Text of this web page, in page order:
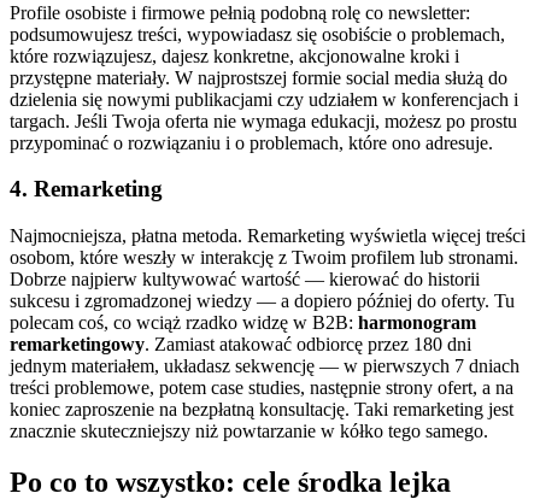
Profile osobiste i firmowe pełnią podobną rolę co newsletter:
podsumowujesz treści, wypowiadasz się osobiście o problemach,
które rozwiązujesz, dajesz konkretne, akcjonowalne kroki i
przystępne materiały. W najprostszej formie social media służą do
dzielenia się nowymi publikacjami czy udziałem w konferencjach i
targach. Jeśli Twoja oferta nie wymaga edukacji, możesz po prostu
przypominać o rozwiązaniu i o problemach, które ono adresuje.
4. Remarketing
Najmocniejsza, płatna metoda. Remarketing wyświetla więcej treści
osobom, które weszły w interakcję z Twoim profilem lub stronami.
Dobrze najpierw kultywować wartość — kierować do historii
sukcesu i zgromadzonej wiedzy — a dopiero później do oferty. Tu
polecam coś, co wciąż rzadko widzę w B2B: harmonogram
remarketingowy. Zamiast atakować odbiorcę przez 180 dni
jednym materiałem, układasz sekwencję — w pierwszych 7 dniach
treści problemowe, potem case studies, następnie strony ofert, a na
koniec zaproszenie na bezpłatną konsultację. Taki remarketing jest
znacznie skuteczniejszy niż powtarzanie w kółko tego samego.
Po co to wszystko: cele środka lejka